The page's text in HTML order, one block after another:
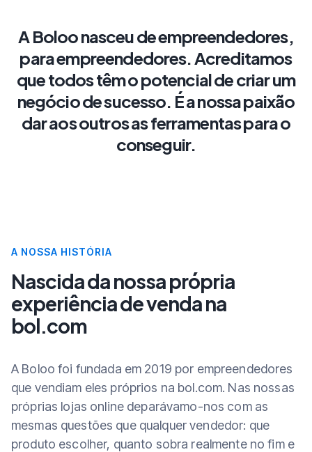
ABoloonasceudeempreendedores,
paraempreendedores.Acreditamos
quetodostêmopotencialdecriarum
negóciodesucesso. Éanossapaixão
daraosoutrosasferramentasparao
conseguir.
A NOSSA HISTÓRIA
Nascida da nossa própria
experiência de venda na
bol.com
A Boloo foi fundada em 2019 por empreendedores
que vendiam eles próprios na bol.com. Nas nossas
próprias lojas online deparávamo-nos com as
mesmas questões que qualquer vendedor: que
produto escolher, quanto sobra realmente no fim e